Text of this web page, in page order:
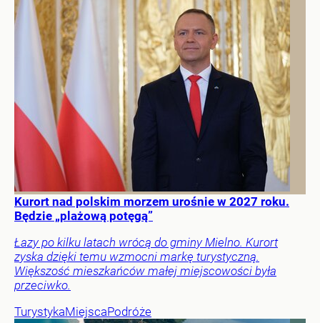
Kurort nad polskim morzem urośnie w 2027 roku.
Będzie „plażową potęgą”
Łazy po kilku latach wrócą do gminy Mielno. Kurort
zyska dzięki temu wzmocni markę turystyczną.
Większość mieszkańców małej miejscowości była
przeciwko.
TurystykaMiejscaPodróże